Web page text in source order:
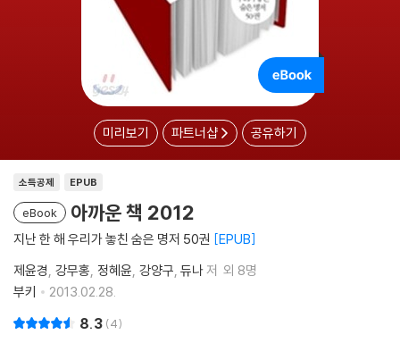
미리보기 파트너샵 공유하기
소득공제 EPUB
eBook 아까운 책 2012
지난 한 해 우리가 놓친 숨은 명저 50권 EPUB
제윤경 강무홍 정혜윤 강양구 듀나저 외 8명
부키
2013.02.28.
8.3 4